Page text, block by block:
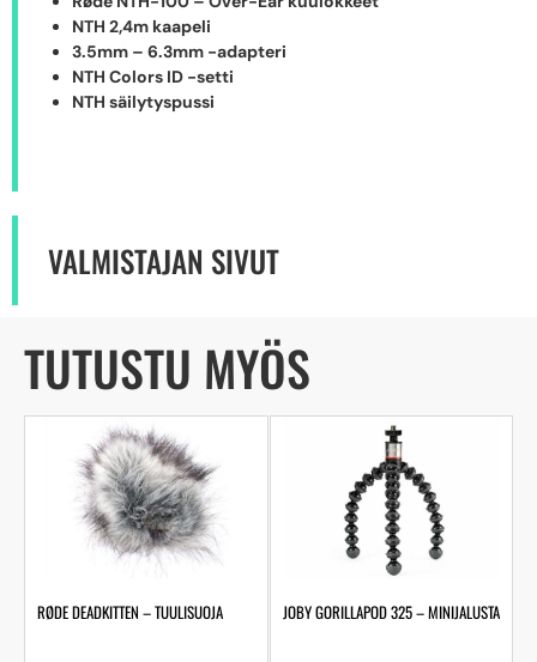
NTH 2,4m kaapeli
3.5mm – 6.3mm -adapteri
NTH Colors ID -setti
NTH säilytyspussi
VALMISTAJAN SIVUT
TUTUSTU MYÖS
RØDE DEADKITTEN – TUULISUOJA JOBY GORILLAPOD 325 – MINIJALUSTA